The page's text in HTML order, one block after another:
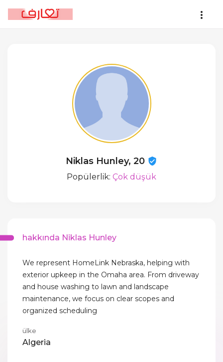
Niklas Hunley, 20
Popülerlik: Çok düşük
hakkında Niklas Hunley
We represent HomeLink Nebraska, helping with
exterior upkeep in the Omaha area. From driveway
and house washing to lawn and landscape
maintenance, we focus on clear scopes and
organized scheduling
ülke
Algeria